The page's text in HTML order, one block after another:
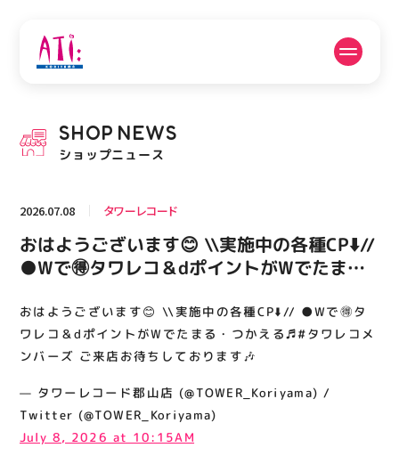
PICK UP NEWS
ピックアップニュース
フロアガイド 営業時間
ACCESS
アクセス・駐車場
RECRUIT
スタッフ募集
関連情報
お知らせ
SHOP NEWS
ショップニュース
2026.07.08 タワーレコード
おはようございます😊 \\実施中の各種CP⬇️//
●Wで🉐タワレコ＆dポイントがWでたま
お待ちしております🎶
おはようございます😊 \\実施中の各種CP⬇️// ●Wで🉐タ
ワレコ＆dポイントがWでたまる・つかえる♬#タワレコメ
ンバーズ ご来店お待ちしております🎶
— タワーレコード郡山店 (@TOWER_Koriyama) /
Twitter (@TOWER_Koriyama)
July 8, 2026 at 10:15AM